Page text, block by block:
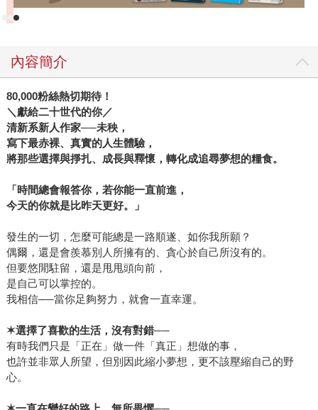
一窺其內心。原來她在成為小黃司機前，發生了這麼多事
光明，我相信你也一定可以」。雖然她無法親自訴說自己的
故事，但她在書中展現強大正能量，就算只是透過文字，我
相信還是能幫助有需要的人。 不論你是對計程車行業有興
趣，想了解女性司機的日常，或單純只是人生感到迷惘、不
安，想尋找新方向，我都推薦你可以閱讀這本書。套句推薦
人王國春老師所說的：「並不是每個人都願意寫，也不是每
所以，我稱這本書為勇氣之書。」 願王婧的勇氣能鼓舞你，
度過黑暗，看見光明。
內容簡介
80,000粉絲熱切期待！
＼獻給二十世代的你／
清新系新人作家──未秧，
寫下最赤裸、真實的人生體驗，
將那些選擇與掙扎、成長與釋懷，轉化成追尋夢想的糧食。
「時間總會報答你，若你能一直前進，
今天的你就是比昨天更好。」
發生的一切，怎麼可能總是一路順遂、如你我所願？
偶爾，還是會羨慕別人所擁有的、貪心於自己所沒有的。
但要悠閒駐留，還是甩甩頭向前，
是自己可以掌控的。
我相信──當你足夠努力，就會一直幸運。
✶選擇了喜歡的生活，沒有對錯──
有時我們只是「正在」做一件「真正」想做的事，
也許並非眾人所望，但別因此縮小夢想，更不該壓縮自己的野
心。